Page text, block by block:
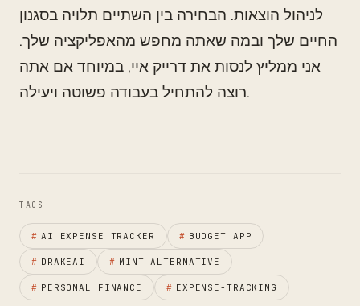
לניהול הוצאות. הבחירה בין השתיים תלויה בסגנון
החיים שלך ובמה שאתה מחפש מהאפליקציה שלך.
אני ממליץ לנסות את דרייק איי, במיוחד אם אתה
רוצה להתחיל בעבודה פשוטה ויעילה.
TAGS
# AI EXPENSE TRACKER # BUDGET APP
# DRAKEAI # MINT ALTERNATIVE
# PERSONAL FINANCE # EXPENSE-TRACKING